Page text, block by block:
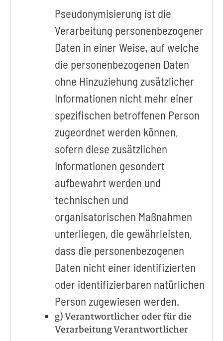
Pseudonymisierung ist die
Verarbeitung personenbezogener
Daten in einer Weise, auf welche
die personenbezogenen Daten
ohne Hinzuziehung zusätzlicher
Informationen nicht mehr einer
spezifischen betroffenen Person
zugeordnet werden können,
sofern diese zusätzlichen
Informationen gesondert
aufbewahrt werden und
technischen und
organisatorischen Maßnahmen
unterliegen, die gewährleisten,
dass die personenbezogenen
Daten nicht einer identifizierten
oder identifizierbaren natürlichen
Person zugewiesen werden.
g) Verantwortlicher oder für die
Verarbeitung Verantwortlicher